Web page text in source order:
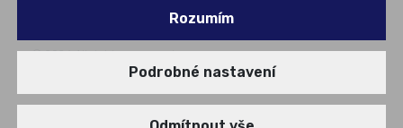
Rozumím
Podrobné nastavení
v podnikovém IT
©2026All rights reserved